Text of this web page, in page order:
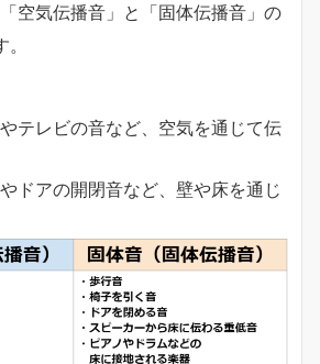
空気伝播音」と「固体伝播音」の
やテレビの音など、空気を通じて伝
やドアの開閉音など、壁や床を通じ